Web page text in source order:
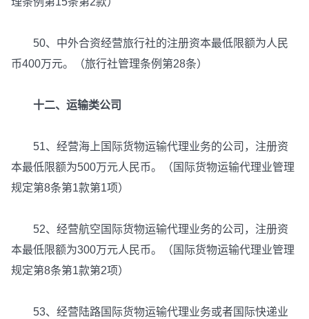
50、中外合资经营旅行社的注册资本最低限额为人民
币400万元。（旅行社管理条例第28条）
十二、运输类公司
51、经营海上国际货物运输代理业务的公司，注册资
本最低限额为500万元人民币。（国际货物运输代理业管理
规定第8条第1款第1项）
52、经营航空国际货物运输代理业务的公司，注册资
本最低限额为300万元人民币。（国际货物运输代理业管理
规定第8条第1款第2项）
53、经营陆路国际货物运输代理业务或者国际快递业